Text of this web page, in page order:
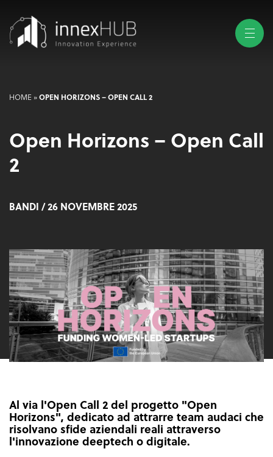
HOME »OPEN HORIZONS – OPEN CALL 2
Open Horizons – Open Call
2
BANDI / 26 NOVEMBRE 2025
Al via l'Open Call 2 del progetto "Open
Horizons", dedicato ad attrarre team audaci che
risolvano sfide aziendali reali attraverso
l'innovazione deeptech o digitale.